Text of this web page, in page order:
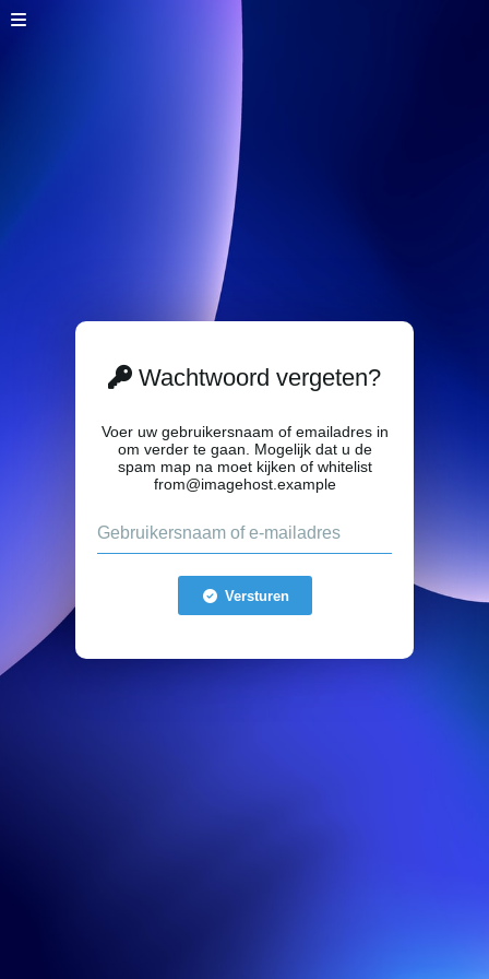
Wachtwoord vergeten?
Voer uw gebruikersnaam of emailadres in
om verder te gaan. Mogelijk dat u de
spam map na moet kijken of whitelist
from@imagehost.example
Versturen